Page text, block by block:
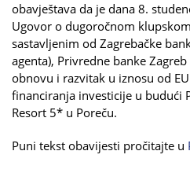
obavještava da je dana 8.
Ugovor o dugoročnom
sastavljenim od Zagrebačke
agenta), Privredne banke
obnovu i razvitak u iznosu od
financiranja investicije u budući
Resort 5* u Poreču.
Puni tekst obavijesti pročitajte u